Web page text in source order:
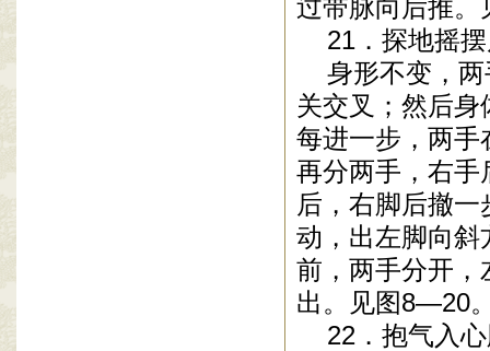
过带脉向后推
21．探地摇
身形不变，两
关交叉；然后
每进一步，两手
再分两手，右手
后，右脚后撤
动，出左脚向斜
前，两手分开，
出。见图8—20
22．抱气入